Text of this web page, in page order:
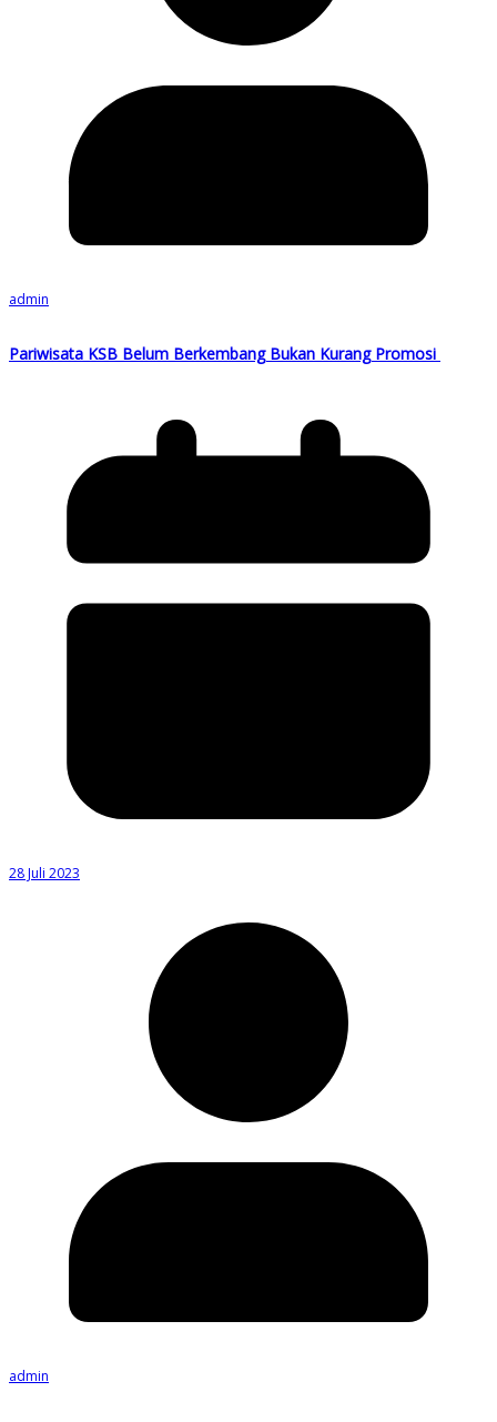
admin
Pariwisata KSB Belum Berkembang Bukan Kurang Promosi
28 Juli 2023
admin